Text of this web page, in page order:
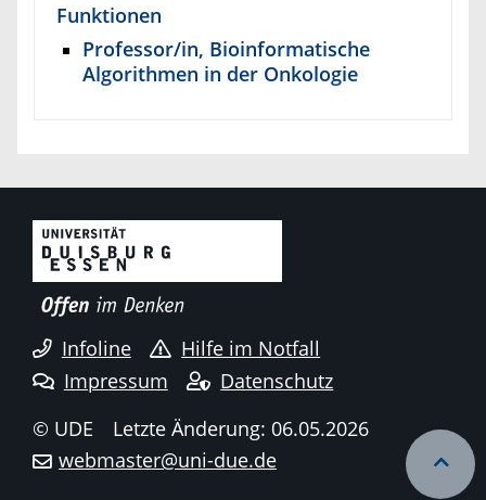
Funktionen
Professor/in, Bioinformatische
Algorithmen in der Onkologie
Infoline
Hilfe im Notfall
Impressum
Datenschutz
© UDE
Letzte Änderung: 06.05.2026
webmaster@uni-due.de